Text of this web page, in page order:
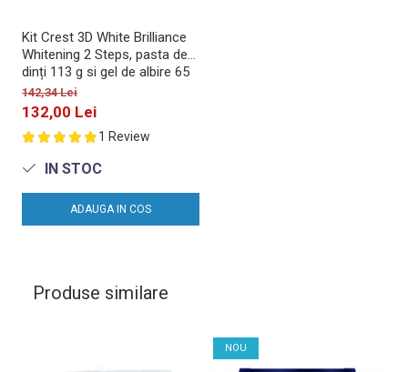
Kit Crest 3D White Brilliance
Whitening 2 Steps, pasta de
dinți 113 g si gel de albire 65
g
142,34 Lei
132,00 Lei
1 Review
IN STOC
ADAUGA IN COS
Produse similare
NOU